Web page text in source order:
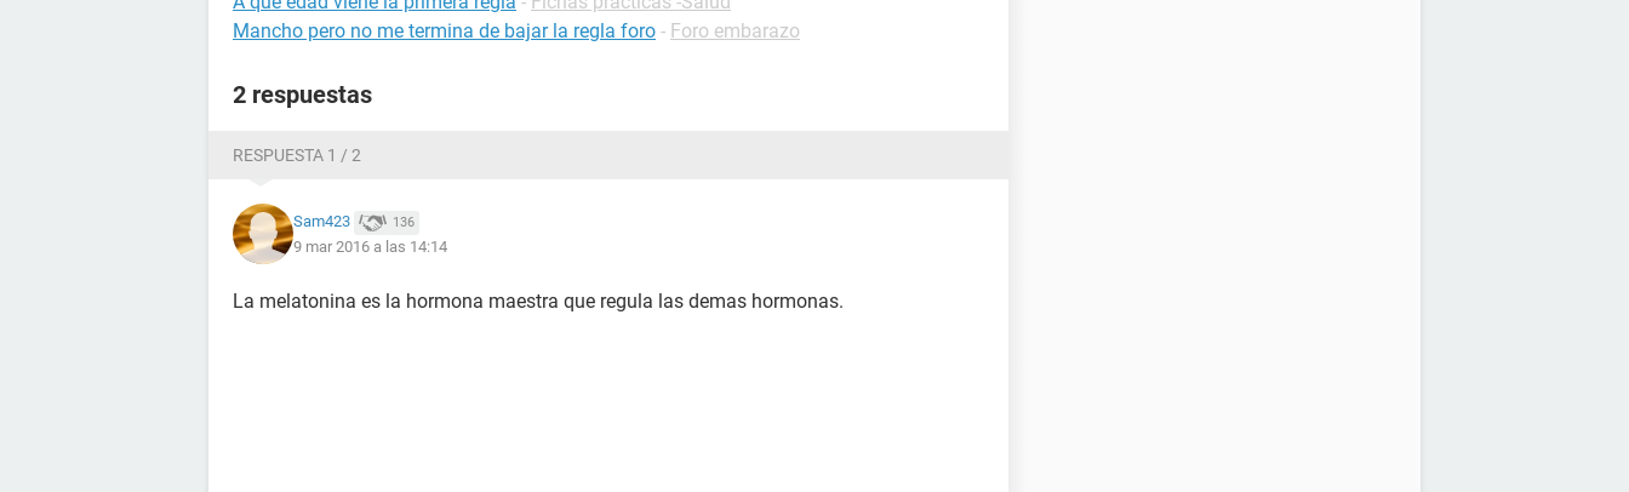
Mancho pero no me termina de bajar la regla foro - Foro embarazo
2 respuestas
RESPUESTA 1 / 2
Sam423 136
9 mar 2016 a las 14:14
La melatonina es la hormona maestra que regula las demas hormonas.